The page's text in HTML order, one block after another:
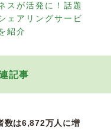
スが活発に！話題
ェアリングサービ
紹介
記事
数は6,872万人に増